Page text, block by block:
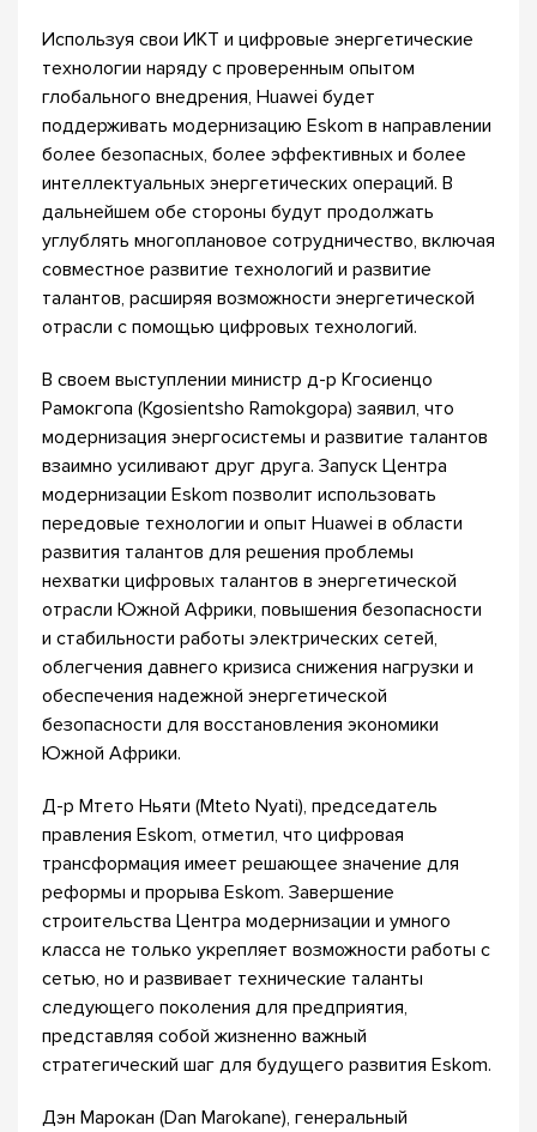
Используя свои ИКТ и цифровые энергетические
технологии наряду с проверенным опытом
глобального внедрения, Huawei будет
поддерживать модернизацию Eskom в направлении
более безопасных, более эффективных и более
интеллектуальных энергетических операций. В
дальнейшем обе стороны будут продолжать
углублять многоплановое сотрудничество, включая
совместное развитие технологий и развитие
талантов, расширяя возможности энергетической
отрасли с помощью цифровых технологий.
В своем выступлении министр д-р Кгосиенцо
Рамокгопа (Kgosientsho Ramokgopa) заявил, что
модернизация энергосистемы и развитие талантов
взаимно усиливают друг друга. Запуск Центра
модернизации Eskom позволит использовать
передовые технологии и опыт Huawei в области
развития талантов для решения проблемы
нехватки цифровых талантов в энергетической
отрасли Южной Африки, повышения безопасности
и стабильности работы электрических сетей,
облегчения давнего кризиса снижения нагрузки и
обеспечения надежной энергетической
безопасности для восстановления экономики
Южной Африки.
Д-р Мтето Ньяти (Mteto Nyati), председатель
правления Eskom, отметил, что цифровая
трансформация имеет решающее значение для
реформы и прорыва Eskom. Завершение
строительства Центра модернизации и умного
класса не только укрепляет возможности работы с
сетью, но и развивает технические таланты
следующего поколения для предприятия,
представляя собой жизненно важный
стратегический шаг для будущего развития Eskom.
Дэн Марокан (Dan Marokane), генеральный